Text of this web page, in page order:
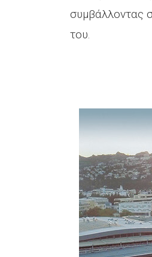
συμβάλλοντας
του.